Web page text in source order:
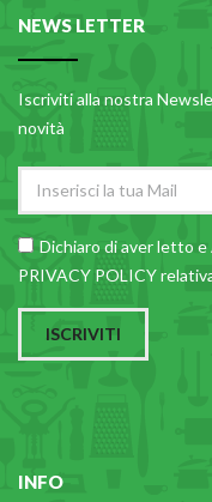
NEWS LETTER
Iscriviti alla nostra
novità
Dichiaro di aver letto
PRIVACY POLICY
ISCRIVITI
INFO